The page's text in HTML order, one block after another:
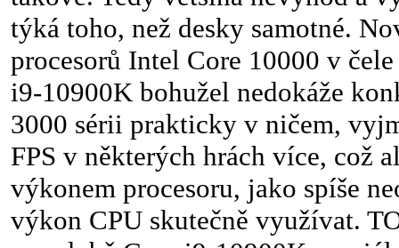
týká toho, než desky samotné.
procesorů Intel Core 10000 v
i9-10900K bohužel nedokáže
3000 sérii prakticky v ničem,
FPS v některých hrách více, což
výkonem procesoru, jako spíše
výkon CPU skutečně využívat.